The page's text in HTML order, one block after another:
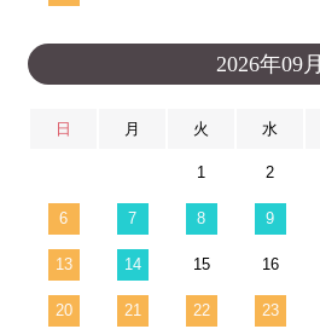
2026年09月
日 月 火 水
1 2
6 7 8 9
13 14 15 16
20 21 22 23